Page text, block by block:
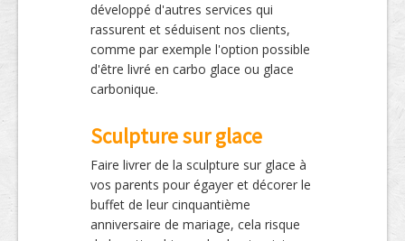
développé d'autres services qui
rassurent et séduisent nos clients,
comme par exemple l'option possible
d'être livré en carbo glace ou glace
carbonique.
Sculpture sur glace
Faire livrer de la sculpture sur glace à
vos parents pour égayer et décorer le
buffet de leur cinquantième
anniversaire de mariage, cela risque